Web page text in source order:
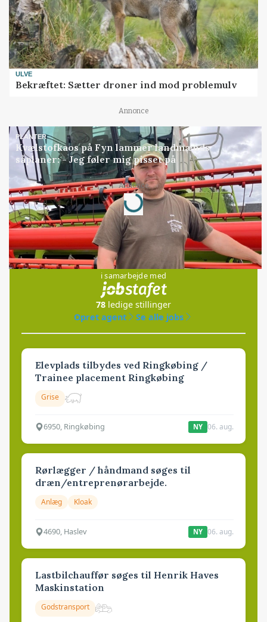
ULVE
Bekræftet: Sætter droner ind mod problemulv
Annonce
PLANTER
Kvælstofkaos på Fyn lammer landmænds
såplaner: - Jeg føler mig pisset på
Annonce
Loading...
Jobs
i samarbejde med
78 ledige stillinger
Opret agent
Se alle jobs
Elevplads tilbydes ved Ringkøbing /
Trainee placement Ringkøbing
Grise
6950, Ringkøbing NY 06. aug.
Rørlægger / håndmand søges til
dræn/entreprenørarbejde.
Anlæg Kloak
4690, Haslev NY 06. aug.
Lastbilchauffør søges til Henrik Haves
Maskinstation
Godstransport